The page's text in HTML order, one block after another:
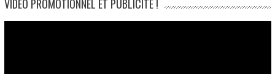
VIDÉO PROMOTIONNEL ET PUBLICITÉ !